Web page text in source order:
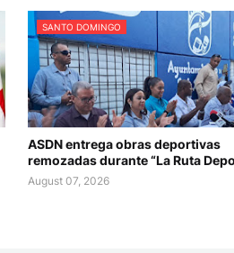
SANTO DOMINGO
ASDN entrega obras deportivas
remozadas durante “La Ruta
August 07, 2026